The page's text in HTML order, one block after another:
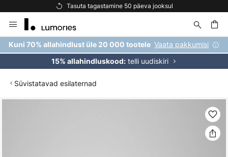
Tasuta tagastamine 50 päeva jooksul
to
Content
Kuni 70% allahindlust üle 20 000 tootele Vaata pakkumisi
15% allahindluskood:telli uudiskiri
Süvistatavad esilaternad